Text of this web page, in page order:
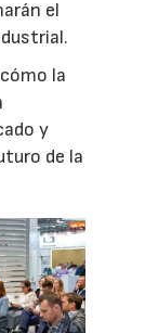
el
la
y
de la